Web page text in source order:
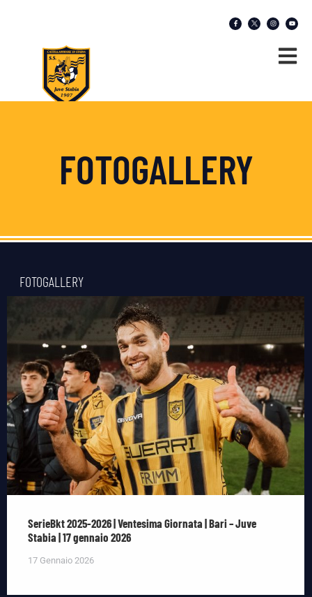
FOTOGALLERY
FOTOGALLERY
SerieBkt 2025-2026 | Ventesima Giornata | Bari – Juve
Stabia | 17 gennaio 2026
17 Gennaio 2026